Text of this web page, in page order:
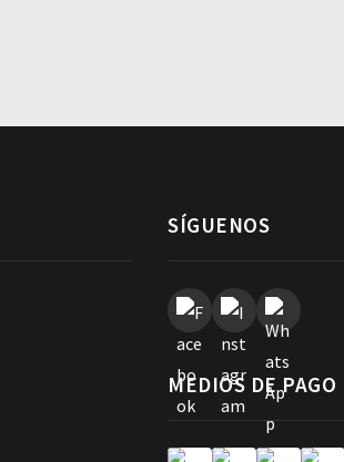
SÍGUENOS
MEDIOS DE PAGO